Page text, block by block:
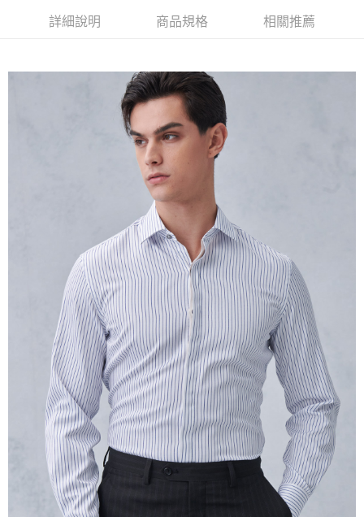
１．簡單：不需註冊會員、不需綁卡、不需儲值。
２．便利：只要手機號碼，簡訊認證，即可結帳。
【「AFTEE先享後付」結帳流程】
１．於結帳方式選擇「AFTEE先享後付」後，將跳轉至「AFTEE先享後付」
結帳頁面，進行簡訊認證並確認金額後，即可完成結帳。
２．訂單成立數日內，您將收到繳費通知簡訊。
３．收到繳費通知簡訊後14天內，點擊此簡訊中的連結，可透過四大超商／
ATM／網路銀行／等多元方式進行付款，方視為交易完成。
※ 請注意：結帳手續完成當下不需立刻繳費，但若您需要取消訂單，請聯絡
購買商品的店家。未經商家同意取消之訂單仍視為有效，需透過AFTEE先享
※ 交易是否成功請以「AFTEE先享後付 」之結帳頁面顯示為準，若有關於
是否繳費成功／繳費後需取消欲退款等相關疑問，請聯繫「AFTEE先享後付
https://netprotections.freshdesk.com/support/home
【注意事項】
１．透過由恩沛科技股份有限公司提供之「AFTEE先享後付」服務完成之交
易，需依本服務之必要範圍內提供個人資料，並將交易相關給付款項請求債
權轉讓予恩沛科技股份有限公司。
２．關於個人資料處理事宜，請瀏覽以下網址：
https://aftee.tw/terms/#terms3
３．未成年的使用者請事先徵得法定代理人或監護人之同意方可使用
「AFTEE先享後付」，若未經同意申辦者引起之損失，本公司不負相關責
４．使用「AFTEE先享後付」時，將依據個別帳號之用戶狀況，依本公司即
時審查核予不同之上限額度；若仍有額度不足之情形，本公司將視審查結果
請求用戶進行身份認證。
５．嚴禁一人註冊多個帳號或使用他人資訊註冊。若發現惡意使用之情形，
恩沛科技股份有限公司將有權停止該用戶之使用額度並採取法律行動。
運送方式
每筆NT$120，滿NT$3,000(含以上)免運費
每筆NT$350，滿NT$3,500(含以上)免運費
詳細說明 商品規格 相關推薦